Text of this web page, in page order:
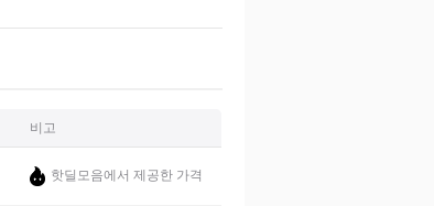
비고
핫딜모음에서 제공한 가격